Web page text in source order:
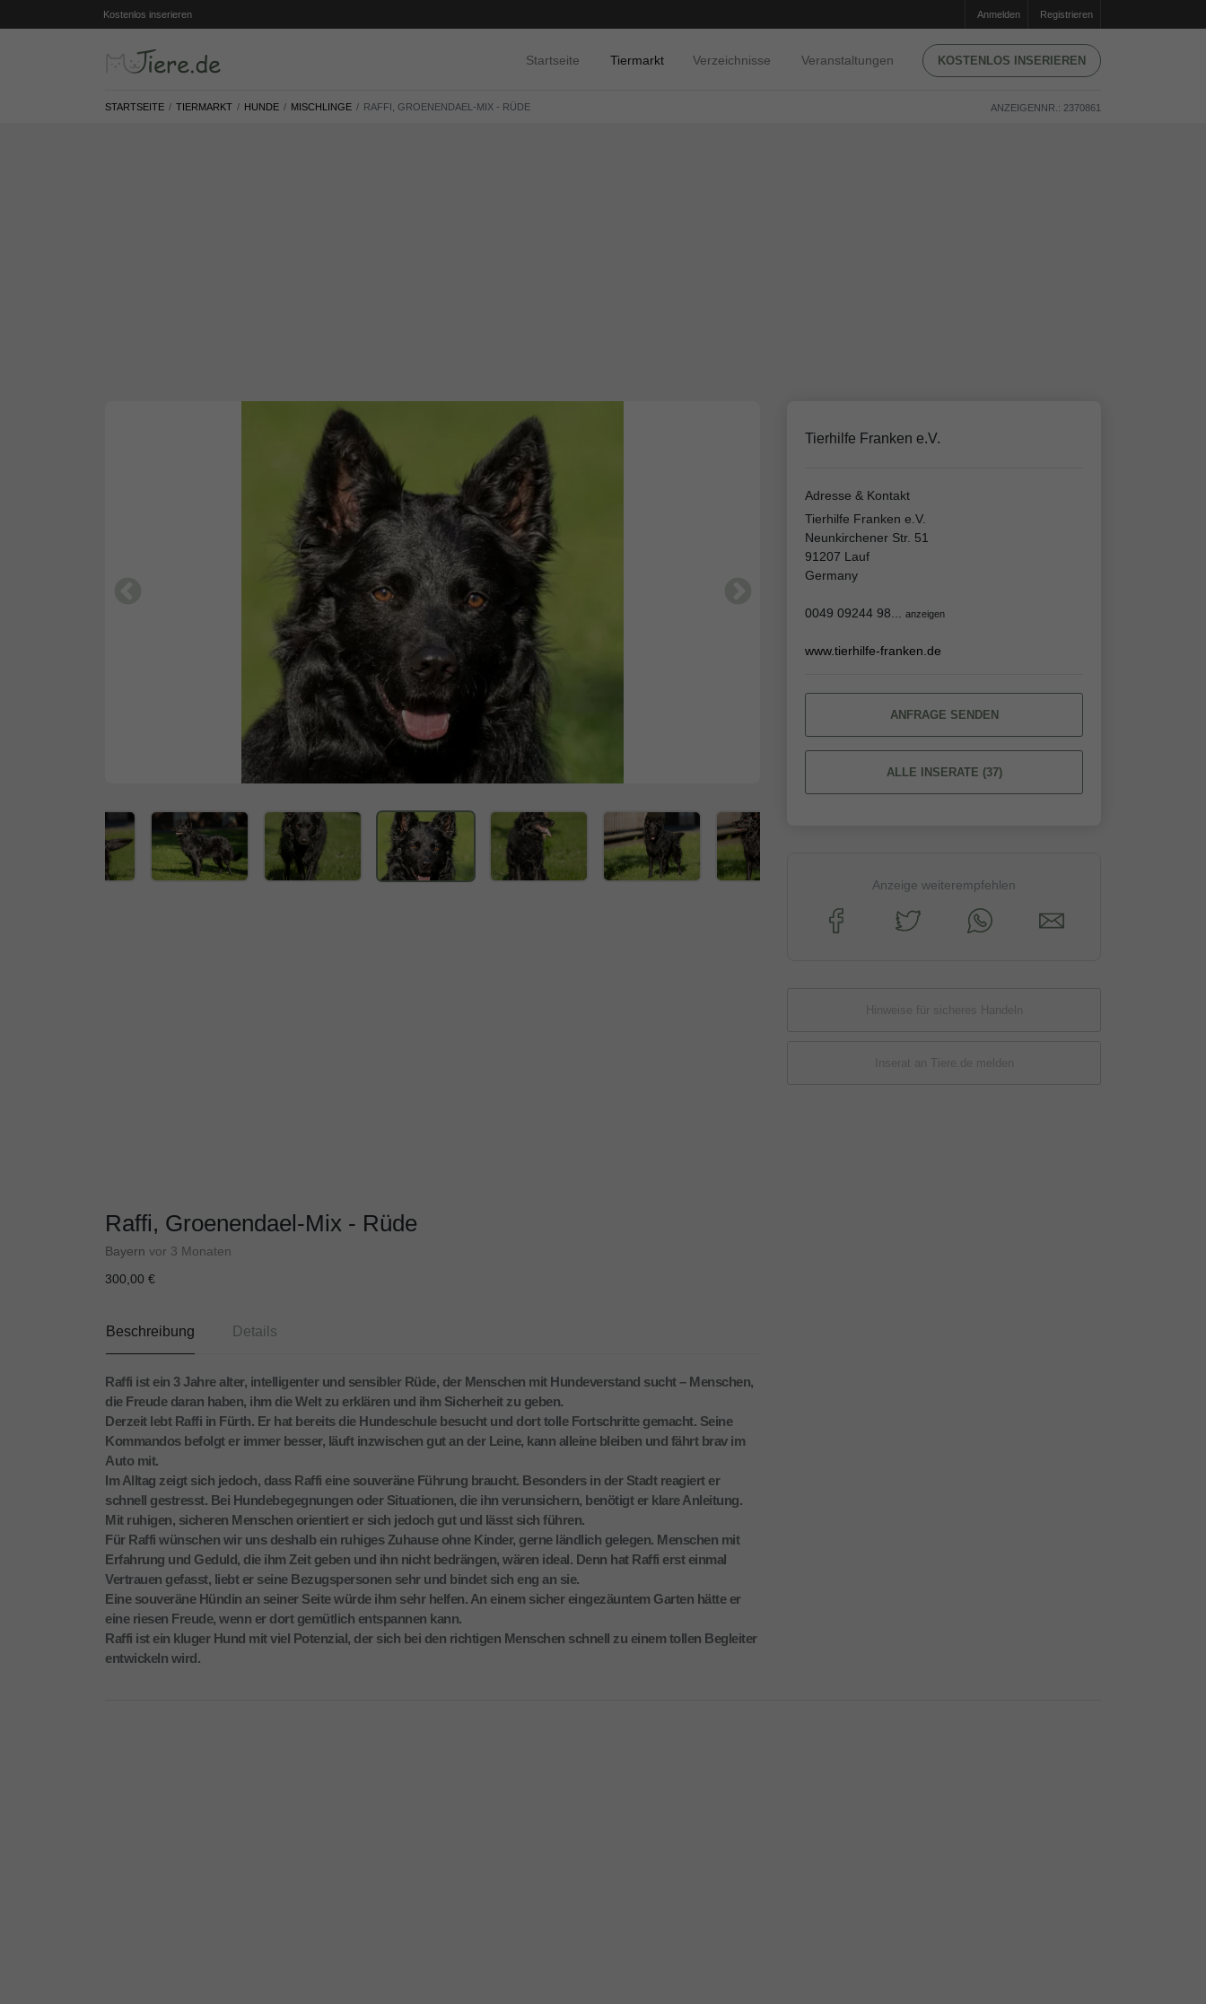
Kostenlos inserieren Anmelden Registrieren
Startseite Tiermarkt Verzeichnisse Veranstaltungen KOSTENLOS INSERIEREN
STARTSEITE TIERMARKT HUNDE MISCHLINGE RAFFI, GROENENDAEL-MIX - RÜDE ANZEIGENNR.: 2370861
Raffi, Groenendael-Mix - Rüde
Bayern vor 3 Monaten
300,00 €
Beschreibung Details
Raffi ist ein 3 Jahre alter, intelligenter und sensibler Rüde, der Menschen mit Hundeverstand sucht – Menschen,
die Freude daran haben, ihm die Welt zu erklären und ihm Sicherheit zu geben.
Derzeit lebt Raffi in Fürth. Er hat bereits die Hundeschule besucht und dort tolle Fortschritte gemacht. Seine
Kommandos befolgt er immer besser, läuft inzwischen gut an der Leine, kann alleine bleiben und fährt brav im
Auto mit.
Im Alltag zeigt sich jedoch, dass Raffi eine souveräne Führung braucht. Besonders in der Stadt reagiert er
schnell gestresst. Bei Hundebegegnungen oder Situationen, die ihn verunsichern, benötigt er klare Anleitung.
Mit ruhigen, sicheren Menschen orientiert er sich jedoch gut und lässt sich führen.
Für Raffi wünschen wir uns deshalb ein ruhiges Zuhause ohne Kinder, gerne ländlich gelegen. Menschen mit
Erfahrung und Geduld, die ihm Zeit geben und ihn nicht bedrängen, wären ideal. Denn hat Raffi erst einmal
Vertrauen gefasst, liebt er seine Bezugspersonen sehr und bindet sich eng an sie.
Eine souveräne Hündin an seiner Seite würde ihm sehr helfen. An einem sicher eingezäuntem Garten hätte er
eine riesen Freude, wenn er dort gemütlich entspannen kann.
Raffi ist ein kluger Hund mit viel Potenzial, der sich bei den richtigen Menschen schnell zu einem tollen Begleiter
entwickeln wird.
Tierhilfe Franken e.V.
Adresse & Kontakt
Tierhilfe Franken e.V.
Neunkirchener Str. 51
91207 Lauf
Germany
0049 09244 98... anzeigen
www.tierhilfe-franken.de
ANFRAGE SENDEN
ALLE INSERATE (37)
Anzeige weiterempfehlen
Hinweise für sicheres Handeln
Inserat an Tiere.de melden